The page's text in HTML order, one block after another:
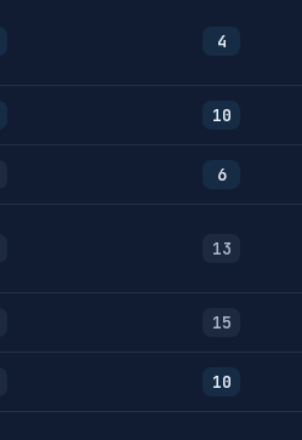
4
10
6
13
15
10